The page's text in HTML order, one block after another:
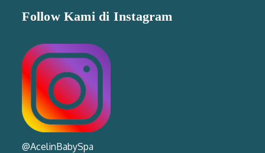
Follow Kami di Instagram
@AcelinBabySpa